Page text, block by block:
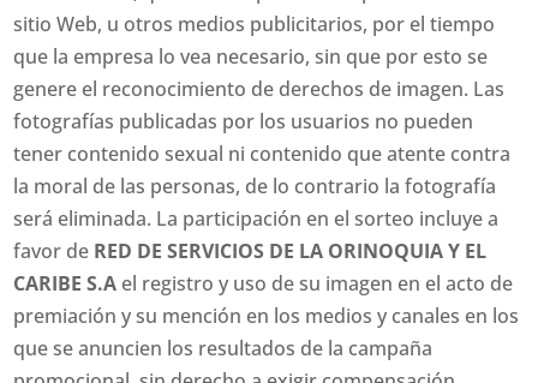
sitio Web, u otros medios publicitarios, por el tiempo
que la empresa lo vea necesario, sin que por esto se
genere el reconocimiento de derechos de imagen. Las
fotografías publicadas por los usuarios no pueden
tener contenido sexual ni contenido que atente contra
la moral de las personas, de lo contrario la fotografía
será eliminada. La participación en el sorteo incluye a
favor de RED DE SERVICIOS DE LA ORINOQUIA Y EL
CARIBE S.A el registro y uso de su imagen en el acto de
premiación y su mención en los medios y canales en los
que se anuncien los resultados de la campaña